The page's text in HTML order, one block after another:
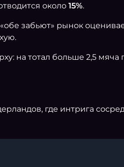
около 15%.
забьют» рынок
на тотал больше 2,5 мяча
где интрига